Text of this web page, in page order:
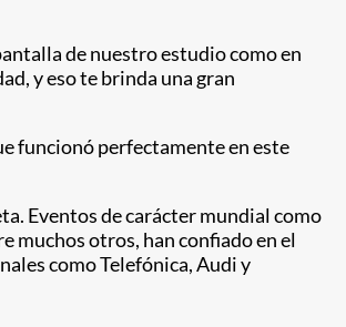
de nuestro estudio como en
y eso te brinda una gran
funcionó perfectamente en este
Eventos de carácter mundial como
muchos otros, han confiado en el
como Telefónica, Audi y